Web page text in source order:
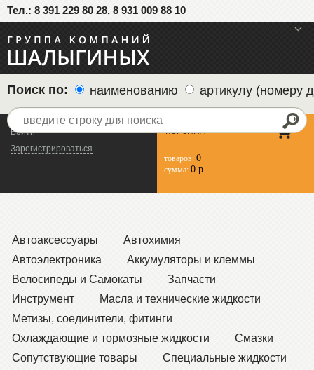
Тел.: 8 391 229 80 28, 8 931 009 88 10
Войти
Зарегистрироваться
КОРЗИНА
товаров: 0
сумма: 0 р.
Поиск по: наименованию артикулу (номеру
Автоаксессуары
Автохимия
Автоэлектроника
Аккумуляторы и клеммы
Велосипеды и Самокаты
Запчасти
Инструмент
Масла и технические жидкости
Метизы, соединители, фитинги
Охлаждающие и тормозные жидкости
Смазки
Сопутствующие товары
Специальные жидкости